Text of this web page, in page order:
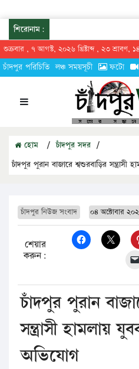
শিরোনাম:
শুক্রবার , ৭ আগস্ট, ২০২৬ খ্রিষ্টাব্দ , ২৩ শ্রাবণ,
চাঁদপুর পরিচিতি লঞ্চ সময়সূচী ফটো
হোম / চাঁদপুর সদর /
চাঁদপুর পুরান বাজারে শ্বশুরবাড়ির
চাঁদপুর নিউজ সংবাদ ০৪ অক্টোবার
শেয়ার
করুন:
চাঁদপুর পুরান
সন্ত্রাসী হামলায়
অভিযোগ